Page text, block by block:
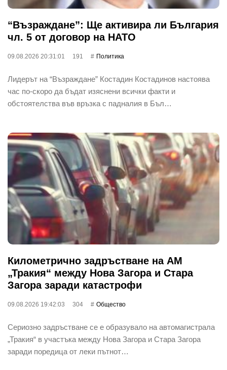
“Възраждане”: Ще активира ли България
чл. 5 от договор на НАТО
09.08.2026 20:31:01 191 Политика
Лидерът на “Възраждане” Костадин Костадинов настоява
час по-скоро да бъдат изяснени всички факти и
обстоятелства във връзка с падналия в Бъл…
Километрично задръстване на АМ
„Тракия“ между Нова Загора и Стара
Загора заради катастрофи
09.08.2026 19:42:03 304 Общество
Сериозно задръстване се е образувало на автомагистрала
„Тракия“ в участъка между Нова Загора и Стара Загора
заради поредица от леки пътнот…